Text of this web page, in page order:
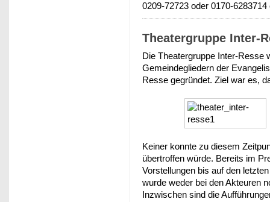
0209-72723 oder 0170-
Theatergruppe Inter-
Die Theatergruppe Inter-Resse
Gemeindegliedern der
Resse gegründet. Ziel war es,
Keiner konnte zu diesem
übertroffen würde. Bereits im
Vorstellungen bis auf den
wurde weder bei den Akteuren
Inzwischen sind die